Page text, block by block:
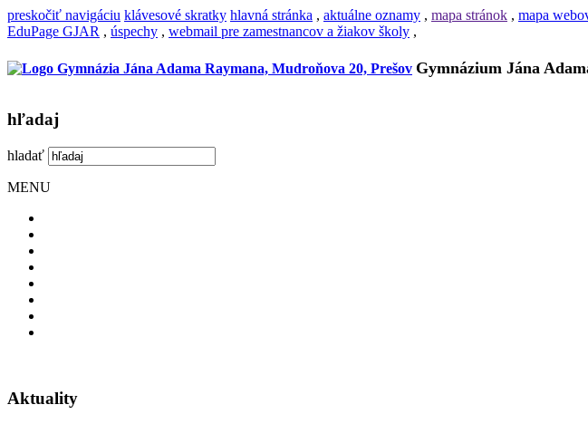
preskočiť navigáciu klávesové skratky hlavná stránka , aktuálne oznamy , mapa stránok , mapa
EduPage GJAR , úspechy , webmail pre zamestnancov a žiakov školy ,
Gymnázium Jána
hľadaj
hladať
MENU
Aktuality